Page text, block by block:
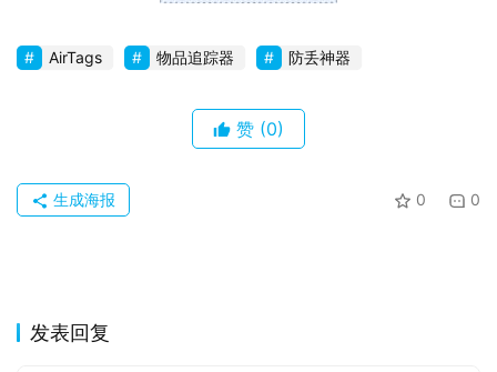
AirTags 物品追踪器 防丢神器
赞 (0)
0 0
生成海报
发表回复